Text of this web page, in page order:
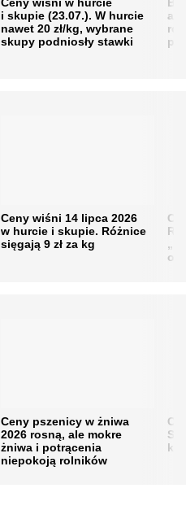
i skupie (23.07.). W hurcie
nawet 20 zł/kg, wybrane
skupy podniosły stawki
Ceny wiśni 14 lipca 2026
w hurcie i skupie. Różnice
sięgają 9 zł za kg
Ceny pszenicy w żniwa
2026 rosną, ale mokre
żniwa i potrącenia
niepokoją rolników